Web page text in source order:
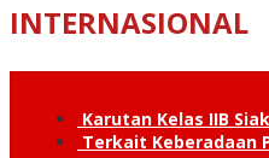
INTERNASIONAL
Karutan Kelas IIB
Terkait Keberadaan